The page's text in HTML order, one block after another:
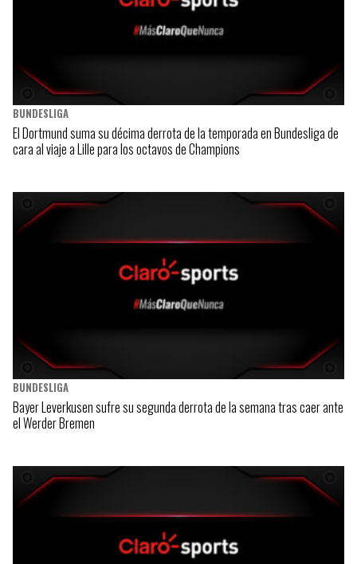
BUNDESLIGA
El Dortmund suma su décima derrota de la temporada en Bundesliga de
cara al viaje a Lille para los octavos de Champions
BUNDESLIGA
Bayer Leverkusen sufre su segunda derrota de la semana tras caer ante
el Werder Bremen